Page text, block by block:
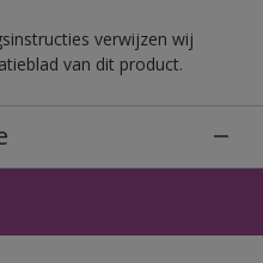
verwijzen wij
van dit product.